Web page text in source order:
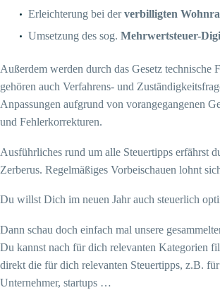
Erleichterung bei derverbilligten
Umsetzung des sog. Mehrwertsteuer-
Außerdem werden durch das Gesetz technische
gehören auch Verfahrens- und
Anpassungen aufgrund von vorangegangenen
und Fehlerkorrekturen.
Ausführliches rund um alle Steuertipps erfährst
Zerberus. Regelmäßiges Vorbeischauen lohnt
Du willst Dich im neuen Jahr auch steuerlich
Dann schau doch einfach mal unsere
Du kannst nach für dich relevanten Kategorien
direkt die für dich relevanten Steuertipps, z.B.
Unternehmer, startups …